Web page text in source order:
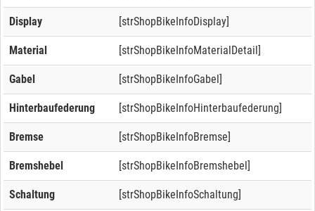
Display [strShopBikeInfoDisplay]
Material [strShopBikeInfoMaterialDetail]
Gabel [strShopBikeInfoGabel]
Hinterbaufederung [strShopBikeInfoHinterbaufederung]
Bremse [strShopBikeInfoBremse]
Bremshebel [strShopBikeInfoBremshebel]
Schaltung [strShopBikeInfoSchaltung]